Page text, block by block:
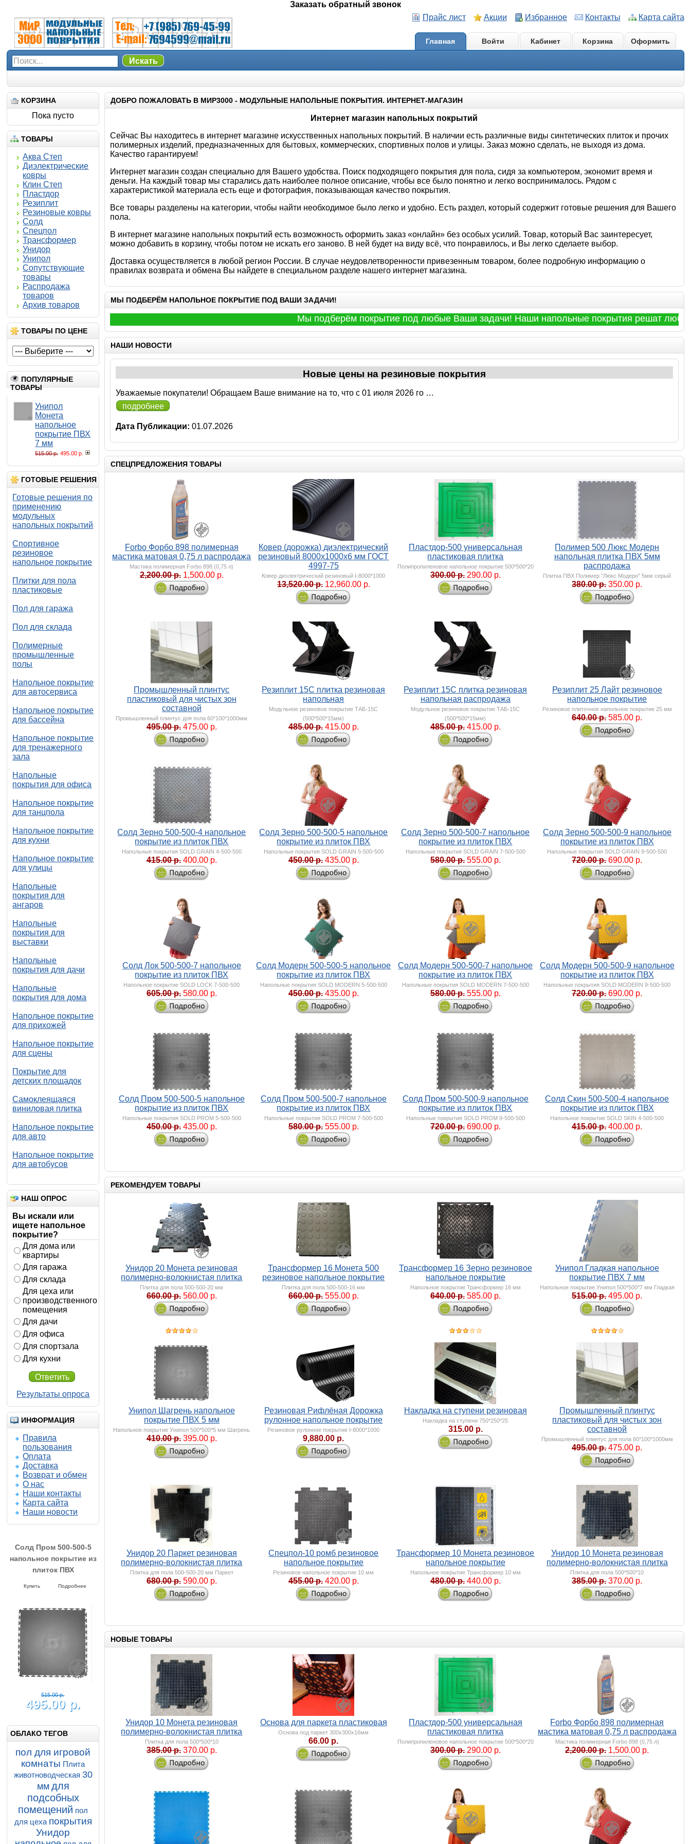
Заказать обратный звонок
Прайс лист
Акции Избранное Контакты Карта сайта
Главная Войти Кабинет Корзина Оформить
Искать
КОРЗИНА
Пока пусто
ТОВАРЫ
Аква Степ
Диэлектрические
ковры
Клин Степ
Пластдор
Резиплит
Резиновые ковры
Солд
Спецпол
Трансформер
Унидор
Унипол
Сопутствующие
товары
Распродажа
товаров
Архив товаров
ТОВАРЫ ПО ЦЕНЕ
ПОПУЛЯРНЫЕ
ТОВАРЫ
Унипол
Монета
напольное
покрытие ПВХ
7 мм
515.00 р. 495.00 р.
ГОТОВЫЕ РЕШЕНИЯ
Готовые решения по
применению
модульных
напольных покрытий
Спортивное
резиновое
напольное покрытие
Плитки для пола
пластиковые
Пол для гаража
Пол для склада
Полимерные
промышленные
полы
Напольное покрытие
для автосервиса
Напольное покрытие
для бассейна
Напольное покрытие
для тренажерного
зала
Напольные
покрытия для офиса
Напольное покрытие
для танцпола
Напольное покрытие
для кухни
Напольное покрытие
для улицы
Напольные
покрытия для
ангаров
Напольные
покрытия для
выставки
Напольные
покрытия для дачи
Напольные
покрытия для дома
Напольное покрытие
для прихожей
Напольное покрытие
для сцены
Покрытие для
детских площадок
Самоклеящаяся
виниловая плитка
Напольное покрытие
для авто
Напольное покрытие
для автобусов
НАШ ОПРОС
Вы искали или
ищете напольное
покрытие?
Для дома или
квартиры
Для гаража
Для склада
Для цеха или
производственного
помещения
Для дачи
Для офиса
Для спортзала
Для кухни
Ответить
Результаты опроса
ИНФОРМАЦИЯ
Правила
пользования
Оплата
Доставка
Возврат и обмен
О нас
Наши контакты
Карта сайта
Наши новости
435.00 р.
Солд Пром 500-500-5
напольное покрытие из
Напольные покрытия SOLD PROM
5-500-500
Купить Подробнее
ОБЛАКО ТЕГОВ
пол для игровой
комнаты Плита
животноводческая 30
мм для
подсобных
помещений пол
для цеха покрытия
Унидор
ДОБРО ПОЖАЛОВАТЬ В МИР3000 - МОДУЛЬНЫЕ НАПОЛЬНЫЕ ПОКРЫТИЯ. ИНТЕРНЕТ-МАГАЗИН
Интернет магазин напольных покрытий
Сейчас Вы находитесь в интернет магазине искусственных напольных покрытий. В наличии есть различные виды синтетических плиток и прочих
полимерных изделий, предназначенных для бытовых, коммерческих, спортивных полов и улицы. Заказ можно сделать, не выходя из дома.
Качество гарантируем!
Интернет магазин создан специально для Вашего удобства. Поиск подходящего покрытия для пола, сидя за компьютером, экономит время и
деньги. На каждый товар мы старались дать наиболее полное описание, чтобы все было понятно и легко воспринималось. Рядом с
характеристикой материала есть еще и фотография, показывающая качество покрытия.
Все товары разделены на категории, чтобы найти необходимое было легко и удобно. Есть раздел, который содержит готовые решения для Вашего
пола.
В интернет магазине напольных покрытий есть возможность оформить заказ «онлайн» без особых усилий. Товар, который Вас заинтересует,
можно добавить в корзину, чтобы потом не искать его заново. В ней будет на виду всё, что понравилось, и Вы легко сделаете выбор.
Доставка осуществляется в любой регион России. В случае неудовлетворенности привезенным товаром, более подробную информацию о
правилах возврата и обмена Вы найдете в специальном разделе нашего интернет магазина.
МЫ ПОДБЕРЁМ НАПОЛЬНОЕ ПОКРЫТИЕ ПОД ВАШИ ЗАДАЧИ!
Мы подберём покрытие под любые Ваши задачи! Наши напольные покрытия решат любые Ваши
НАШИ НОВОСТИ
Новые цены на резиновые покрытия
Уважаемые покупатели! Обращаем Ваше внимание на то, что с 01 июля 2026 го …
подробнее
Дата Публикации: 01.07.2026
СПЕЦПРЕДЛОЖЕНИЯ ТОВАРЫ
Forbo Форбо 898 полимерная
мастика матовая 0,75 л распродажа
Мастика полимерная Forbo 898 (0,75 л)
2,200.00 р. 1,500.00 р.
Ковер (дорожка) диэлектрический
резиновый 8000х1000х6 мм ГОСТ
4997-75
Ковер диэлектрический резиновый I-8000*1000
13,520.00 р. 12,960.00 р.
Пластдор-500 универсальная
пластиковая плитка
Полипропиленовое напольное покрытие 500*500*20
300.00 р. 290.00 р.
Полимер 500 Люкс Модерн
напольная плитка ПВХ 5мм
распродажа
Плитка ПВХ Полимер "Люкс Модерн" 5мм серый
380.00 р. 350.00 р.
Промышленный плинтус
пластиковый для чистых зон
составной
Промышленный плинтус для пола 60*100*1000мм
495.00 р. 475.00 р.
Резиплит 15С плитка резиновая
напольная
Модульное резиновое покрытие ТАБ-15С
(500*500*15мм)
485.00 р. 415.00 р.
Резиплит 15С плитка резиновая
напольная распродажа
Модульное резиновое покрытие ТАБ-15С
(500*500*15мм)
485.00 р. 415.00 р.
Резиплит 25 Лайт резиновое
напольное покрытие
Резиновое плиточное напольное покрытие 25 мм
640.00 р. 585.00 р.
Солд Зерно 500-500-4 напольное
покрытие из плиток ПВХ
Напольные покрытия SOLD GRAIN 4-500-500
415.00 р. 400.00 р.
Солд Зерно 500-500-5 напольное
покрытие из плиток ПВХ
Напольные покрытия SOLD GRAIN 5-500-500
450.00 р. 435.00 р.
Солд Зерно 500-500-7 напольное
покрытие из плиток ПВХ
Напольные покрытия SOLD GRAIN 7-500-500
580.00 р. 555.00 р.
Солд Зерно 500-500-9 напольное
покрытие из плиток ПВХ
Напольные покрытия SOLD GRAIN 9-500-500
720.00 р. 690.00 р.
Солд Лок 500-500-7 напольное
покрытие из плиток ПВХ
Напольное покрытие SOLD LOCK 7-500-500
605.00 р. 580.00 р.
Солд Модерн 500-500-5 напольное
покрытие из плиток ПВХ
Напольные покрытия SOLD MODERN 5-500-500
450.00 р. 435.00 р.
Солд Модерн 500-500-7 напольное
покрытие из плиток ПВХ
Напольные покрытия SOLD MODERN 7-500-500
580.00 р. 555.00 р.
Солд Модерн 500-500-9 напольное
покрытие из плиток ПВХ
Напольные покрытия SOLD MODERN 9-500-500
720.00 р. 690.00 р.
Солд Пром 500-500-5 напольное
покрытие из плиток ПВХ
Напольные покрытия SOLD PROM 5-500-500
450.00 р. 435.00 р.
Солд Пром 500-500-7 напольное
покрытие из плиток ПВХ
Напольные покрытия SOLD PROM 7-500-500
580.00 р. 555.00 р.
Солд Пром 500-500-9 напольное
покрытие из плиток ПВХ
Напольные покрытия SOLD PROM 9-500-500
720.00 р. 690.00 р.
Солд Скин 500-500-4 напольное
покрытие из плиток ПВХ
Напольное покрытие SOLD SKIN 4-500-500
415.00 р. 400.00 р.
РЕКОМЕНДУЕМ ТОВАРЫ
Унидор 20 Монета резиновая
полимерно-волокнистая плитка
Плитка для пола 500-500-20 мм
660.00 р. 560.00 р.
Трансформер 16 Монета 500
резиновое напольное покрытие
Плитка для пола 500-500-16 мм
660.00 р. 555.00 р.
Трансформер 16 Зерно резиновое
напольное покрытие
Напольное покрытие Трансформер 16 мм
640.00 р. 585.00 р.
Унипол Гладкая напольное
покрытие ПВХ 7 мм
Напольное покрытие Унипол 500*500*7 мм Гладкая
515.00 р. 495.00 р.
Унипол Шагрень напольное
покрытие ПВХ 5 мм
Напольное покрытие Унипол 500*500*5 мм Шагрень
410.00 р. 395.00 р.
Резиновая Рифлёная Дорожка
рулонное напольное покрытие
Резиновое рулонное покрытие I-8000*1000
9,880.00 р.
Накладка на ступени резиновая
Накладка на ступени 750*250*25
315.00 р.
Промышленный плинтус
пластиковый для чистых зон
составной
Промышленный плинтус для пола 60*100*1000мм
495.00 р. 475.00 р.
Унидор 20 Паркет резиновая
полимерно-волокнистая плитка
Плитка для пола 500-500-20 мм Паркет
680.00 р. 590.00 р.
Спецпол-10 ромб резиновое
напольное покрытие
Резиновое напольное покрытие 10 мм
455.00 р. 420.00 р.
Трансформер 10 Монета резиновое
напольное покрытие
Напольное покрытие Трансформер 10 мм
480.00 р. 440.00 р.
Унидор 10 Монета резиновая
полимерно-волокнистая плитка
Плитка для пола 500*500*10
385.00 р. 370.00 р.
НОВЫЕ ТОВАРЫ
Унидор 10 Монета резиновая
полимерно-волокнистая плитка
Плитка для пола 500*500*10
385.00 р. 370.00 р.
Основа для паркета пластиковая
Основа под паркет 300х300х16мм
66.00 р.
Пластдор-500 универсальная
пластиковая плитка
Полипропиленовое напольное покрытие 500*500*20
300.00 р. 290.00 р.
Forbo Форбо 898 полимерная
мастика матовая 0,75 л распродажа
Мастика полимерная Forbo 898 (0,75 л)
2,200.00 р. 1,500.00 р.